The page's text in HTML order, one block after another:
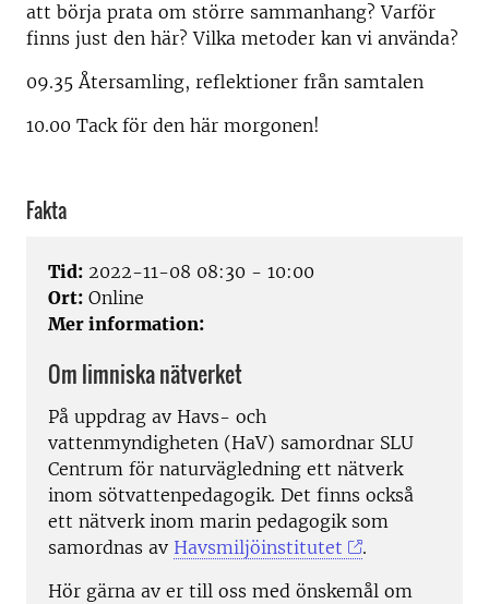
att börja prata om större sammanhang? Varför
finns just den här? Vilka metoder kan vi använda?
09.35 Återsamling, reflektioner från samtalen
10.00 Tack för den här morgonen!
Fakta
Tid: 2022-11-08 08:30 - 10:00
Ort: Online
Mer information:
Om limniska nätverket
På uppdrag av Havs- och
vattenmyndigheten (HaV) samordnar SLU
Centrum för naturvägledning ett nätverk
inom sötvattenpedagogik. Det finns också
ett nätverk inom marin pedagogik som
samordnas av Havsmiljöinstitutet
.
Hör gärna av er till oss med önskemål om